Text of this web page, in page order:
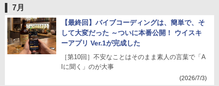
7月
【最終回】バイブコーディングは、簡単で、そ
して大変だった ～ついに本番公開！ ウイスキ
ーアプリ Ver.1が完成した
［第10回］不安なことはそのまま素人の言葉で「A
Iに聞く」のが大事
(2026/7/3)